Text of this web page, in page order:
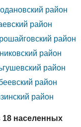
район
район
район
район
район
район
район
18 населенных